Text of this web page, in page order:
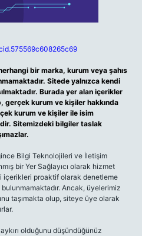
bir marka, kurum veya şahıs
Sitede yalnızca kendi
Burada yer alan içerikler
gerçek kurum ve kişiler hakkında
kurum ve kişiler ile isim
Sitemizdeki bilgiler taslak
Bilgi Teknolojileri ve İletişim
bir Yer Sağlayıcı olarak hizmet
içerikleri proaktif olarak denetleme
Ancak, üyelerimiz
taşımakta olup, siteye üye olarak
olduğunu düşündüğünüz